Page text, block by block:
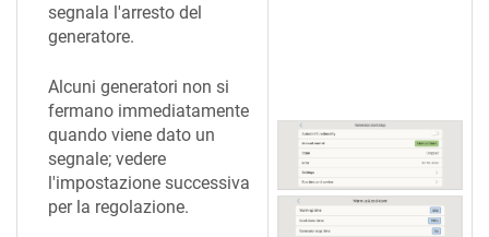
segnala l'arresto del
generatore.
Alcuni generatori non si
fermano immediatamente
quando viene dato un
segnale; vedere
l'impostazione successiva
per la regolazione.